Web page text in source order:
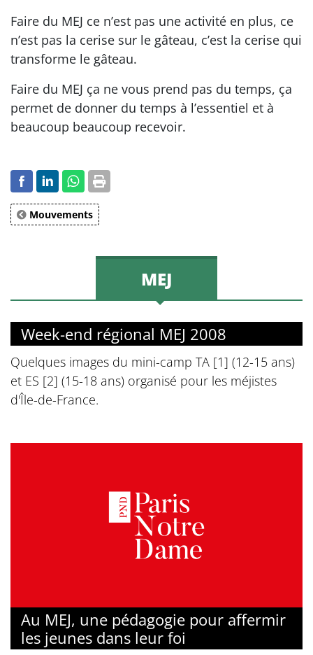
Faire du MEJ ce n’est pas une activité en plus, ce
n’est pas la cerise sur le gâteau, c’est la cerise qui
transforme le gâteau.
Faire du MEJ ça ne vous prend pas du temps, ça
permet de donner du temps à l’essentiel et à
beaucoup beaucoup recevoir.
Mouvements
MEJ
Week-end régional MEJ 2008
Quelques images du mini-camp TA [1] (12-15 ans)
et ES [2] (15-18 ans) organisé pour les méjistes
d'Île-de-France.
Au MEJ, une pédagogie pour affermir
les jeunes dans leur foi